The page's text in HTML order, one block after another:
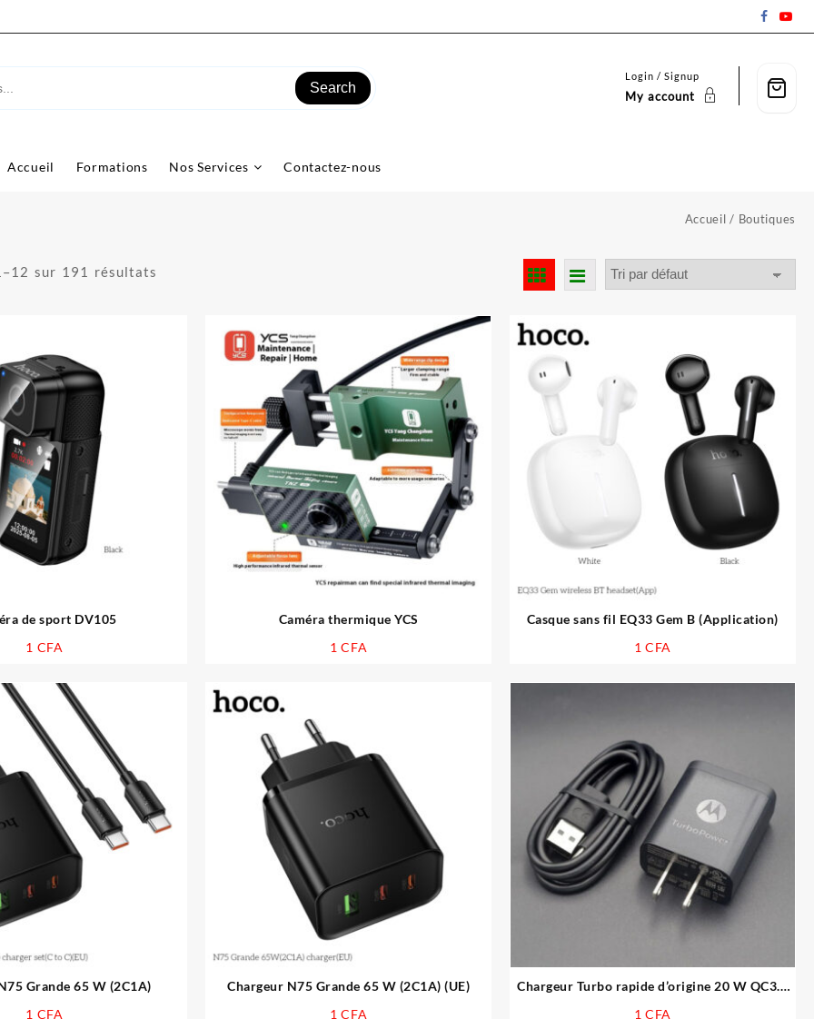
Search
Login / Signup
My account
Accueil Formations Nos Services Contactez-nous
Accueil / Boutiques
sur 191 résultats
de sport DV105
1 CFA
Caméra thermique YCS
1CFA
Casque sans fil EQ33 Gem B (Application)
1CFA
Grande 65 W (2C1A)
1 CFA
Chargeur N75 Grande 65 W (2C1A) (UE)
1CFA
Chargeur Turbo rapide d’origine 20 W QC3.0
1CFA